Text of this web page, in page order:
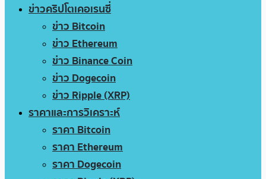
ข่าวคริปโตเคอเรนซี่
ข่าว Bitcoin
ข่าว Ethereum
ข่าว Binance Coin
ข่าว Dogecoin
ข่าว Ripple (XRP)
ราคาและการวิเคราะห์
ราคา Bitcoin
ราคา Ethereum
ราคา Dogecoin